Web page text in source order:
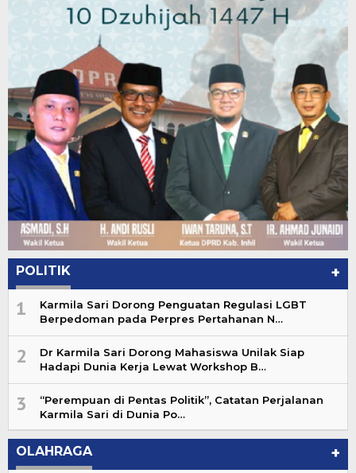
POLITIK +
1
Karmila Sari Dorong Penguatan Regulasi LGBT
Berpedoman pada Perpres Pertahanan N…
2
Dr Karmila Sari Dorong Mahasiswa Unilak Siap
Hadapi Dunia Kerja Lewat Workshop B…
3
“Perempuan di Pentas Politik”, Catatan Perjalanan
Karmila Sari di Dunia Po…
OLAHRAGA +